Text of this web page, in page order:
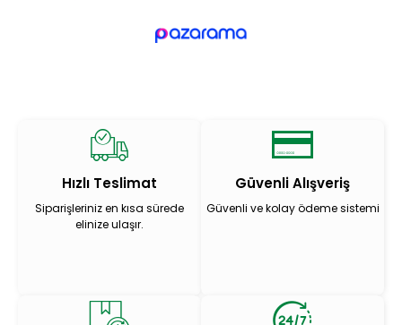
Hızlı Teslimat
Siparişleriniz en kısa sürede
elinize ulaşır.
Güvenli Alışveriş
Güvenli ve kolay ödeme sistemi